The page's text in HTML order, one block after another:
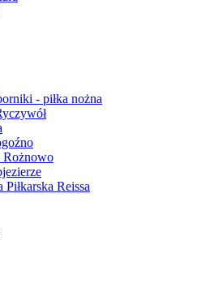
- piłka nożna
Rożnowo
Piłkarska Reissa